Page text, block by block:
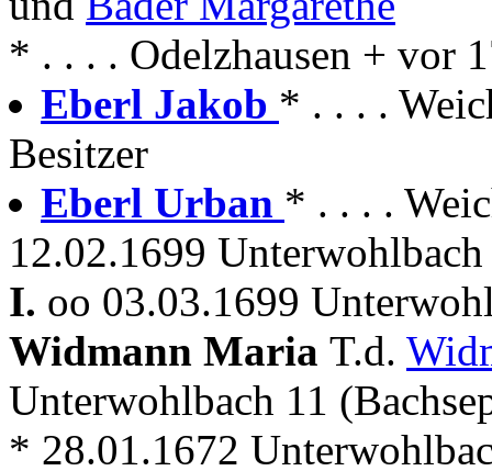
* . . . . Odelzhausen + vor
Eberl Jakob * . . . .
Besitzer
Eberl Urban * . . . .
12.02.1699
I. oo 03.03.1699
Widmann Maria T.d.
Unterwohlbach 11
* 28.01.1672